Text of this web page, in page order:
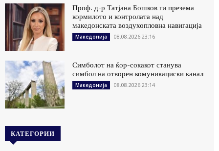
Проф. д-р Татјана Бошков ги презема
кормилото и контролата над
македонската воздухопловна навигација
Македонија 08.08.2026 23:16
Симболот на ќор-сокакот станува
симбол на отворен комуникациски канал
Македонија 08.08.2026 23:14
КАТЕГОРИИ